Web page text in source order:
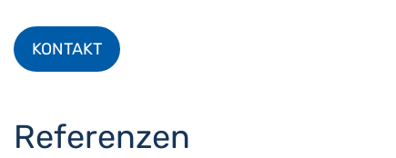
KONTAKT
Referenzen